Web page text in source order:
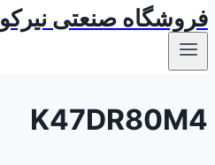
فروشگاه صنعتی نیرکو
K47DR80M4